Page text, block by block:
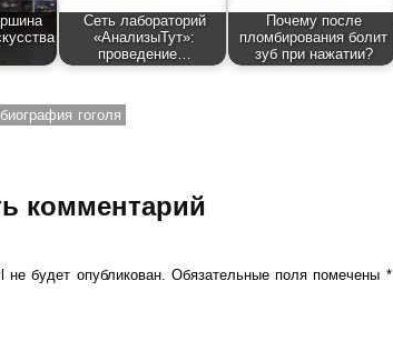
Сеть лабораторий
«АнализыТут»:
проведение…
Почему после
пломбирования болит
зуб при нажатии?
гоголя
комментарий
будет опубликован. Обязательные поля помечены *